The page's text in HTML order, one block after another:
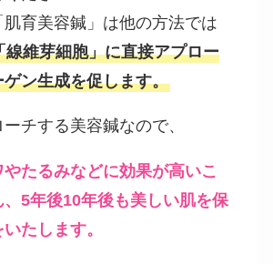
育美容鍼」は他の方法では
線維芽細胞」に直接アプロー
ン生成を促します。
チする美容鍼なので、
たるみなどに効果が高いこ
、5年後10年後も美しい肌を保
たします。